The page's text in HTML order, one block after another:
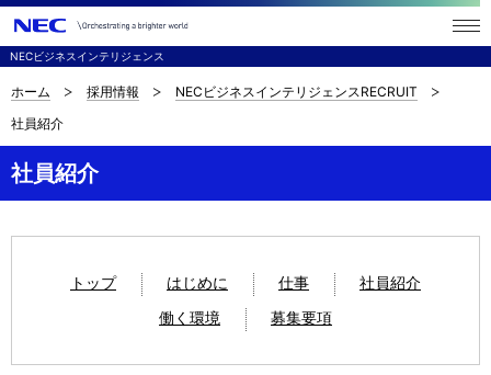
NECビジネスインテリジェンス
メニ
ュー
を開
ナ
ビ
ゲ
ー
シ
サ
イ
ト
ホーム 採用情報
NECビジネスインテリジェンスRECRUIT
社員紹介
社員紹介
トップ はじめに 仕事
社員紹介
働く環境
募集要項